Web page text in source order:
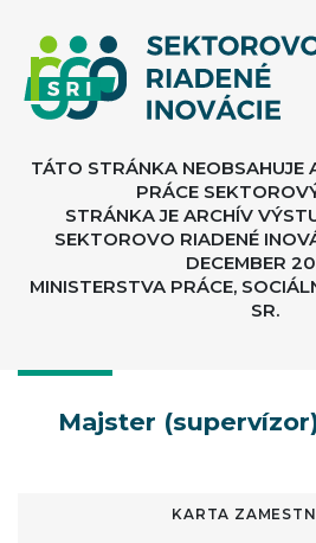
TÁTO STRÁNKA NEOBSAHUJE
PRÁCE
STRÁNKA JE ARCHÍV
SEKTOROVO RIADENÉ
DECEMBER
MINISTERSTVA PRÁCE,
SR.
Majster
KARTA